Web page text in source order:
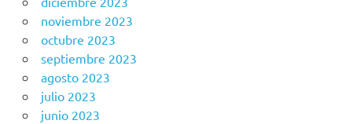
noviembre 2023
octubre 2023
septiembre 2023
agosto 2023
julio 2023
junio 2023